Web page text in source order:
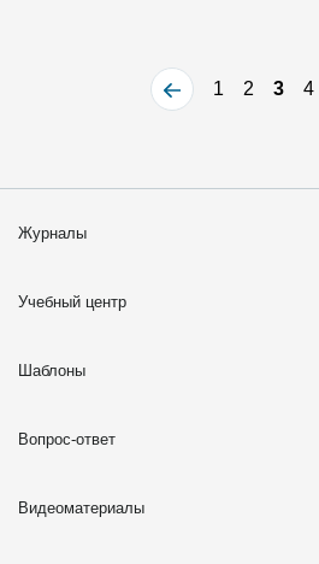
1 2 3 4
Журналы
Учебный центр
Шаблоны
Вопрос-ответ
Видеоматериалы